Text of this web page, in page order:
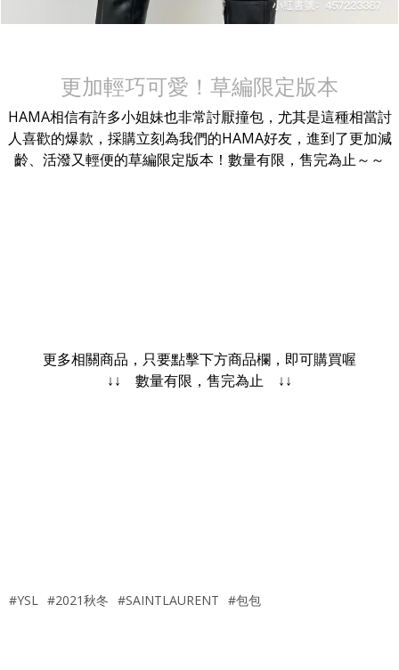
更加輕巧可愛！草編限定版本
HAMA相信有許多小姐妹也非常討厭撞包，尤其是這種相當討
人喜歡的爆款，採購立刻為我們的HAMA好友，進到了更加減
齡、活潑又輕便的草編限定版本！數量有限，售完為止～～
更多相關商品，只要點擊下方商品欄，即可購買喔
↓↓ 數量有限，售完為止 ↓↓
#YSL #2021秋冬 #SAINTLAURENT #包包